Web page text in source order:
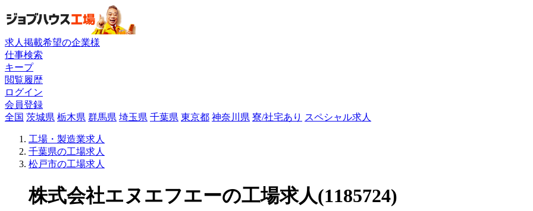
求人掲載希望の企業様
仕事検索
キープ
閲覧履歴
ログイン
会員登録
全国 茨城県 栃木県 群馬県 埼玉県 千葉県 東京都 神奈川県 寮/社宅あり スペシャル求人
工場・製造業求人
千葉県の工場求人
松戸市の工場求人
株式会社エヌエフエーの工場求人(1185724)